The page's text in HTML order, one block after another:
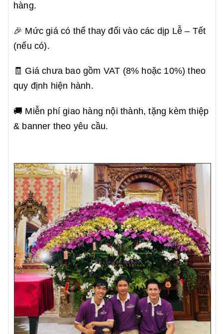
hàng.
🎉 Mức giá có thể thay đổi vào các dịp Lễ – Tết
(nếu có).
🧾 Giá chưa bao gồm VAT (8% hoặc 10%) theo
quy định hiện hành.
🚚 Miễn phí giao hàng nội thành, tặng kèm thiệp
& banner theo yêu cầu.